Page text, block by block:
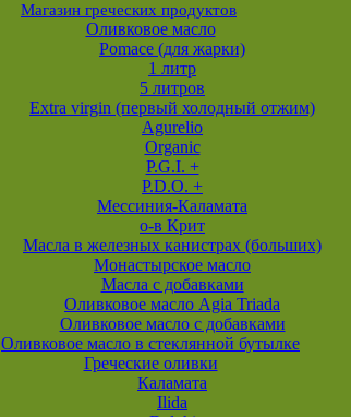
Магазин греческих продуктов
Оливковое масло
Pomace (для жарки)
1 литр
5 литров
Extra virgin (первый холодный отжим)
Agurelio
Organic
P.G.I. +
P.D.O. +
Мессиния-Каламата
о-в Крит
Масла в железных канистрах (больших)
Монастырское масло
Масла с добавками
Оливковое масло Agia Triada
Оливковое масло с добавками
Оливковое масло в стеклянной бутылке
Греческие оливки
Каламата
Ilida